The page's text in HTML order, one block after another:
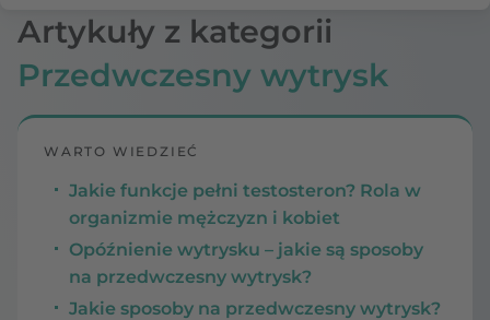
Artykuły z kategorii
Przedwczesny wytrysk
WARTO WIEDZIEĆ
Jakie funkcje pełni testosteron? Rola w
organizmie mężczyzn i kobiet
Opóźnienie wytrysku – jakie są sposoby
na przedwczesny wytrysk?
Jakie sposoby na przedwczesny wytrysk?